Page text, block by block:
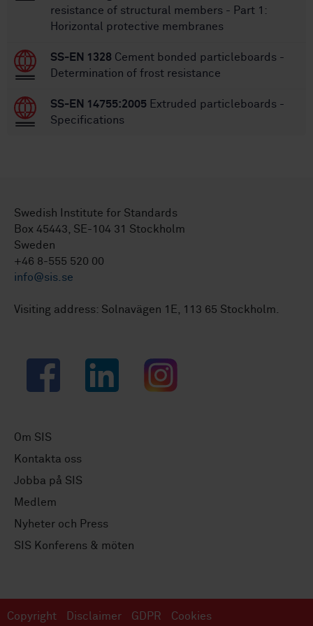
resistance of structural members - Part 1:
Horizontal protective membranes
SS-EN 1328 Cement bonded particleboards -
Determination of frost resistance
SS-EN 14755:2005 Extruded particleboards -
Specifications
Swedish Institute for Standards
Box 45443, SE-104 31 Stockholm
Sweden
+46 8-555 520 00
info@sis.se
Visiting address: Solnavägen 1E, 113 65 Stockholm.
Facebook LinkedIn Instagram
Om SIS
Kontakta oss
Jobba på SIS
Medlem
Nyheter och Press
SIS Konferens & möten
Copyright Disclaimer GDPR Cookies